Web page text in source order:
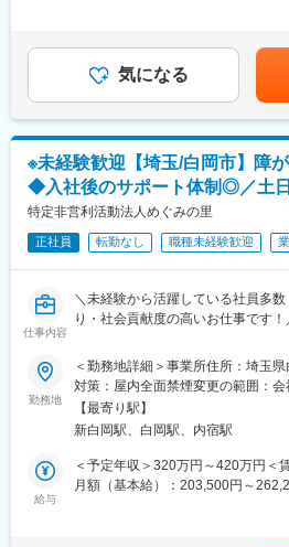
された方が活躍されています。
きやすさ・成長を重視した環境が
ループ4施設目のインターナショナ
支援施設を開園しました。従来の
事業にも挑戦し地域に貢献するこ
変更の範囲：会社の定める業務
ちが困ることがないように技術系
【(平日)1日のスケジュール】
14:00～ 健康チェック、学校の宿題
15:00～ なわとび、マット運動
16:00～ 自由遊び等
17:30～ ご自宅へ送迎
10:30～ 児童来所
11:00～ 健康チェック、自由遊び
13:00～ 外遊び、なわとび練習
15:00～ おやつ、自由遊び等
■教室の人数構成：
働いている職員は計8名です。社員
ており、年齢層は20代～40代の幅
■教育体制：
でも目安の金額であり、選考を通
す。月給(月額)は固定手当を含めた
気になる
※未経験歓迎【埼玉/白岡市】障
◆入社後のサポート体制◎／土
特定非営利活動法人めぐみの里
正社員 転勤なし 職種未経験歓迎
仕事内容
＼未経験から活躍している社員多
り・社会貢献度の高いお仕事です！
■募集背景：
めぐみの里では「農業」「商業」と
生産した商品が目の前で社会の役
「働く」ことへの充実感が得られ
す。そんな当施設において【支援員
輩社員のほとんどが未経験からの
にサポート致しますので安心して
勤務地
＜勤務地詳細＞事業所住所：埼玉
対策：屋内全面禁煙変更の範囲：
【最寄り駅】
新白岡駅、白岡駅、内宿駅
給与
＜予定年収＞320万円～420万円＜
月額（基本給）：203,500円～